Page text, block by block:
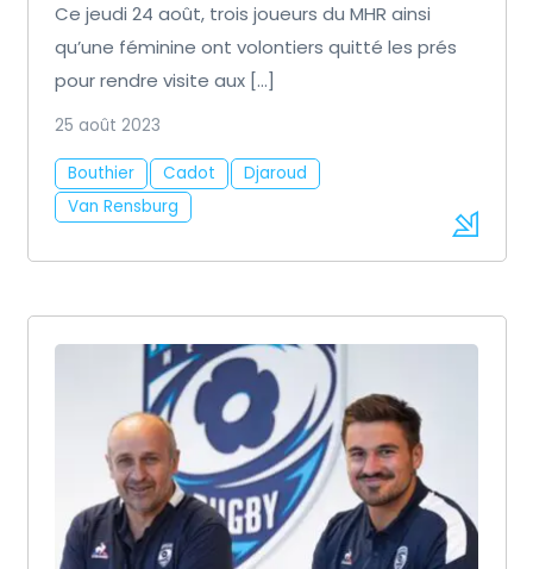
Ce jeudi 24 août, trois joueurs du MHR ainsi
qu’une féminine ont volontiers quitté les prés
pour rendre visite aux […]
25 août 2023
Bouthier Cadot
Djaroud
Van Rensburg